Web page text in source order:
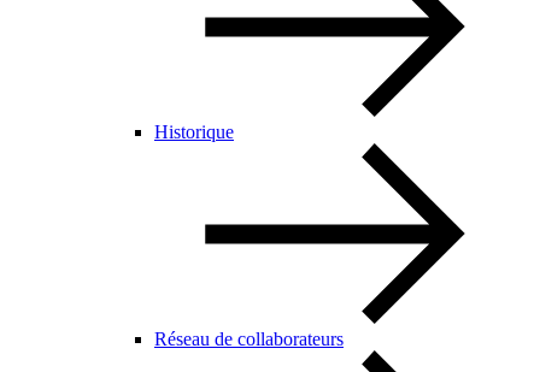
Historique
Réseau de collaborateurs